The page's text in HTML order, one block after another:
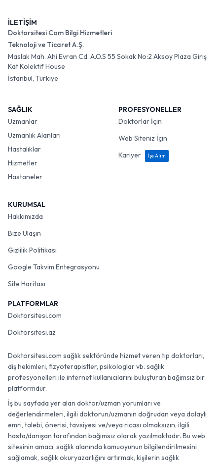
İLETİŞİM
Doktorsitesi Com Bilgi Hizmetleri
Teknoloji ve Ticaret A.Ş.
Maslak Mah. Ahi Evran Cd. A.O.S 55 Sokak No:2 Aksoy Plaza Giriş
Kat Kolektif House
İstanbul, Türkiye
SAĞLIK
Uzmanlar
Uzmanlık Alanları
Hastalıklar
Hizmetler
Hastaneler
PROFESYONELLER
Doktorlar İçin
Web Siteniz İçin
Kariyer
İşe Alım
KURUMSAL
Hakkımızda
Bize Ulaşın
Gizlilik Politikası
Google Takvim Entegrasyonu
Site Haritası
PLATFORMLAR
Doktorsitesi.com
Doktorsitesi.az
Doktorsitesi.com sağlık sektöründe hizmet veren tıp doktorları,
diş hekimleri, fizyoterapistler, psikologlar vb. sağlık
profesyonelleri ile internet kullanıcılarını buluşturan bağımsız bir
platformdur.
İş bu sayfada yer alan doktor/uzman yorumları ve
değerlendirmeleri, ilgili doktorun/uzmanın doğrudan veya dolaylı
emri, talebi, önerisi, tavsiyesi ve/veya ricası olmaksızın, ilgili
hasta/danışan tarafından bağımsız olarak yazılmaktadır. Bu web
sitesinin amacı, sağlık alanında kamuoyunun bilgilendirilmesini
sağlamak, sağlık okuryazarlığını artırmak, kişilerin sağlık